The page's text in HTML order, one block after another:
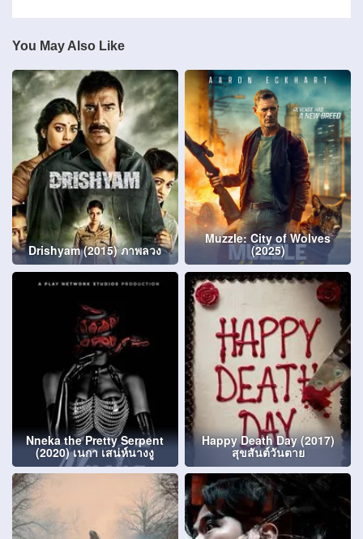
You May Also Like
Drishyam (2015) ภาพลวง
Muzzle: City of Wolves
(2025)
Nneka the Pretty Serpent
(2020) เนกา เสน่ห์นางงู
Happy Death Day (2017)
สุขสันต์วันตาย